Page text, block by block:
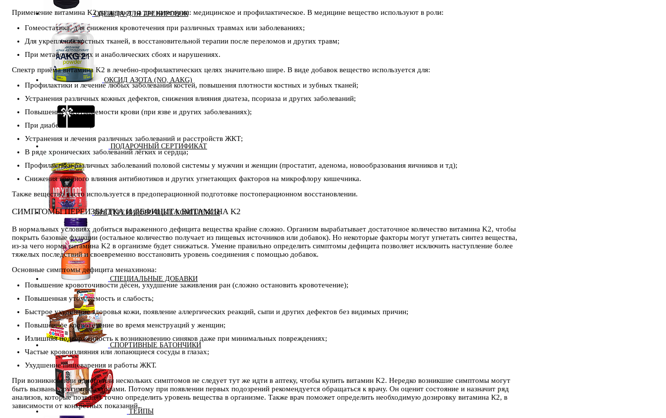
ОДЕЖДА ДЛЯ ТРЕНИРОВОК
ОКСИД АЗОТА (NO, AAKG)
ПОДАРОЧНЫЙ СЕРТИФИКАТ
ПРЕДТРЕНИРОВОЧНЫЕ КОМПЛЕКСЫ
СПЕЦИАЛЬНЫЕ ДОБАВКИ
СПОРТИВНЫЕ БАТОНЧИКИ
ТЕЙПЫ
Применение витамина K2 разделяют на две категории: медицинское и профилактическое. В медицине вещество используют в роли:
Гомеостатика, для снижения кровотечения при различных травмах или заболеваниях;
Для укрепления костных тканей, в восстановительной терапии после переломов и других травм;
При метаболических и анаболических сбоях и нарушениях.
Спектр приёма витамина K2 в лечебно-профилактических целях значительно шире. В виде добавок вещество используется для:
Профилактики и лечение любых заболеваний костей, повышения плотности костных и зубных тканей;
Устранения различных кожных дефектов, снижения влияния диатеза, псориаза и других заболеваний;
Повышения свертываемости крови (при язве и других заболеваниях);
При диабете II типа;
Устранения и лечения различных заболеваний и расстройств ЖКТ;
В ряде хронических заболеваний лёгких и сердца;
Профилактики различных заболеваний половой системы у мужчин и женщин (простатит, аденома, новообразования яичников и тд);
Снижения вредного влияния антибиотиков и других угнетающих факторов на микрофлору кишечника.
Также вещество часто используется в предоперационной подготовке постоперационном восстановлении.
СИМПТОМЫ ПЕРЕИЗБЫТКА И ДЕФИЦИТА ВИТАМИНА K2
В нормальных условиях добиться выраженного дефицита вещества крайне сложно. Организм вырабатывает достаточное количество витамина K2, чтобы
покрыть базовые функции (остальное количество получает из пищевых источников или добавок). Но некоторые факторы могут угнетать синтез вещества,
из-за чего норма витамина K2 в организме будет снижаться. Умение правильно определить симптомы дефицита позволяет исключить наступление более
тяжелых последствий и своевременно восстановить уровень соединения с помощью добавок.
Основные симптомы дефицита менахинона:
Повышение кровоточивости дёсен, ухудшение заживления ран (сложно остановить кровотечение);
Повышенная утомляемость и слабость;
Быстрое ухудшение здоровья кожи, появление аллергических реакций, сыпи и других дефектов без видимых причин;
Повышенное кровотечение во время менструаций у женщин;
Излишняя подверженность к возникновению синяков даже при минимальных повреждениях;
Частые кровоизлияния или лопающиеся сосуды в глазах;
Ухудшение пищеварения и работы ЖКТ.
При возникновении одного или нескольких симптомов не следует тут же идти в аптеку, чтобы купить витамин K2. Нередко возникшие симптомы могут
быть вызваны другими факторами. Потому при появлении первых подозрений рекомендуется обращаться к врачу. Он оценит состояние и назначит ряд
анализов, которые позволят точно определить уровень вещества в организме. Также врач поможет определить необходимую дозировку витамина К2, в
зависимости от конкретных показаний.